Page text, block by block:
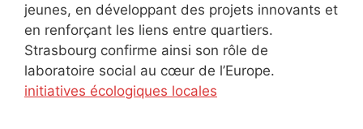
jeunes, en développant des projets innovants et
en renforçant les liens entre quartiers.
Strasbourg confirme ainsi son rôle de
laboratoire social au cœur de l’Europe.
initiatives écologiques locales